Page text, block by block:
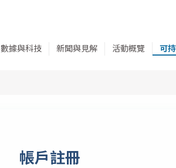
數據與科技 新聞與見解 活動概覽 可
帳戶註冊